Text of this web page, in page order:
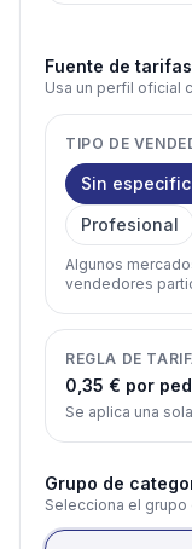
Fuente de tarifas
Usa un perfil oficial
TIPO DE
Sin
Profesional
Algunos
vendedores
REGLA DE
0,35 € por
Se aplica una
Grupo de
Selecciona el grupo